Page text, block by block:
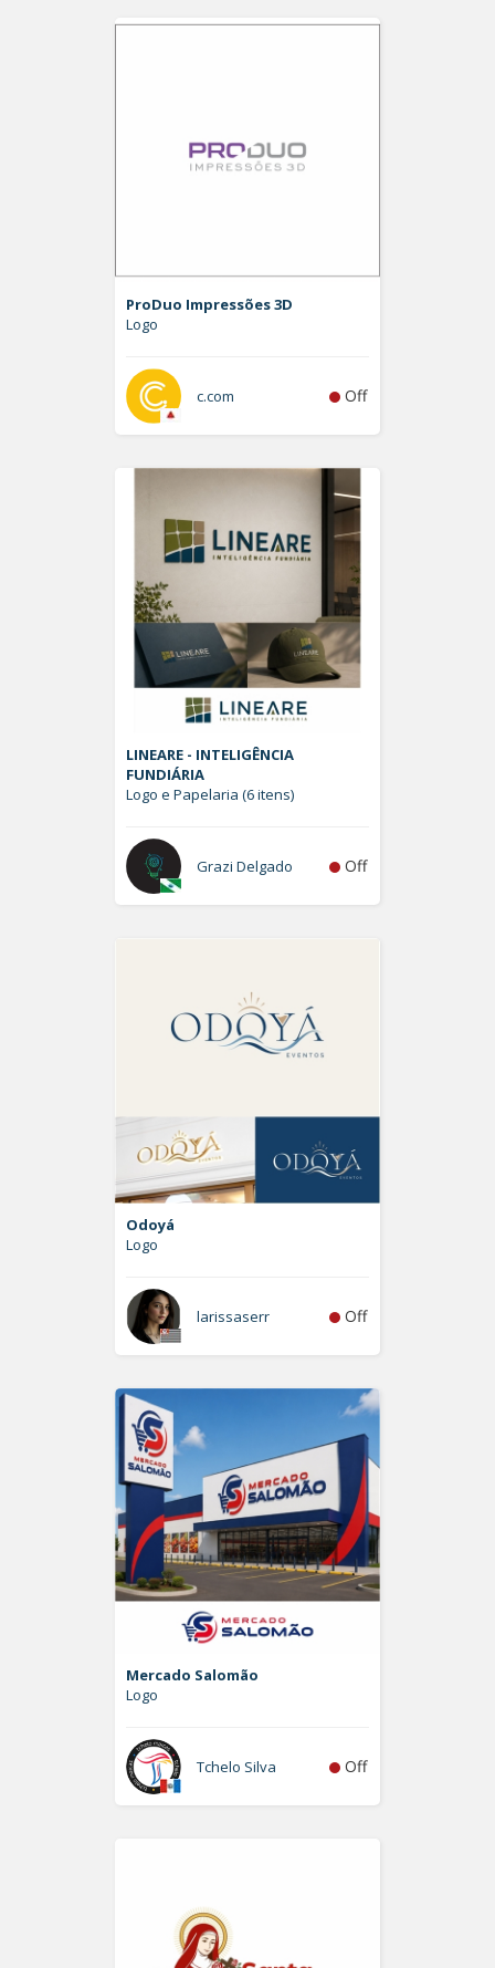
ProDuo Impressões 3D
Logo
c.com Off
LINEARE - INTELIGÊNCIA
FUNDIÁRIA
Logo e Papelaria (6 itens)
Grazi Delgado Off
Odoyá
Logo
larissaserr Off
Mercado Salomão
Logo
Tchelo Silva Off